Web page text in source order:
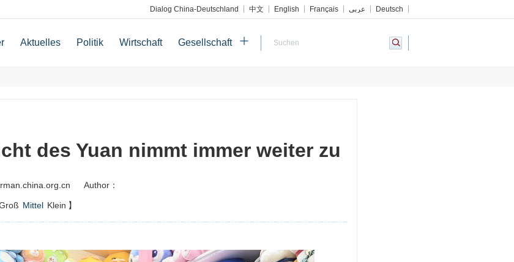
Dialog China-Deutschland 中文 English Français عربي Deutsch
Aktuelles Politik Wirtschaft Gesellschaft
des Yuan nimmt immer weiter zu
Author：
Mittel Klein 】